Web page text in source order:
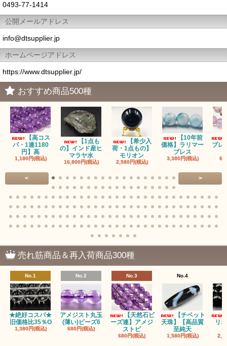
0493-77-1414
公開メールアドレス
info@dtsupplier.jp
ホームページアドレス
https://www.dtsupplier.jp/
おすすめ商品500種
【高コス
パ・1連1180
円】高
1,180円(税込)
【1点も
の】インド産ヒ
マラヤ水
16,800円(税込)
【希少入
荷・1点もの】
モリオン
2,580円(税込)
【10年前
価格】ラリマー
ブレス
3,380円(税込)
ブ
< >
売れ筋商品＆再入荷商品300種
No.1
★絶好コスパ★
旧価格比35％O
1,380円(税込)
No.2
アメジスト丸玉
(薄い)ビーズ6
680円(税込)
No.3
【天然石ビ
ーズ連】アメジ
ストビ
680円(税込)
No.4
【チベット
天珠】【高品質
至純天
1,580円(税込)
リ